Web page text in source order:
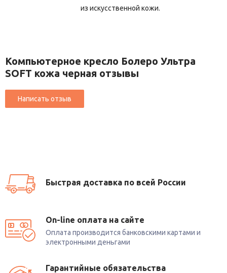
из искусственной кожи.
Компьютерное кресло Болеро Ультра
SOFT кожа черная отзывы
Быстрая доставка по всей России
On-line оплата на сайте
Оплата производится банковскими картами и
электронными деньгами
Гарантийные обязательства